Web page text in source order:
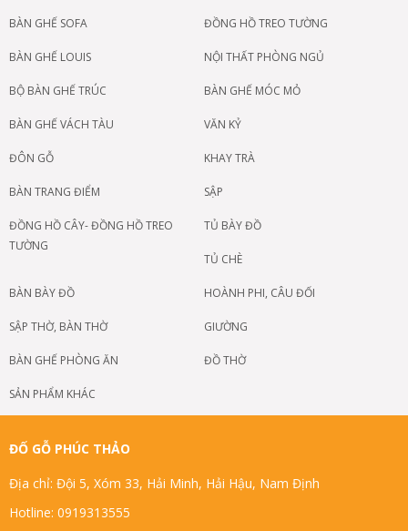
BÀN GHẾ SOFA ĐỒNG HỒ TREO TƯỜNG
BÀN GHẾ LOUIS NỘI THẤT PHÒNG NGỦ
BỘ BÀN GHẾ TRÚC BÀN GHẾ MÓC MỎ
BÀN GHẾ VÁCH TÀU VĂN KỶ
ĐÔN GỖ KHAY TRÀ
BÀN TRANG ĐIỂM SẬP
ĐỒNG HỒ CÂY- ĐỒNG HỒ TREO
TƯỜNG
TỦ BÀY ĐỒ
TỦ CHÈ
BÀN BÀY ĐỒ HOÀNH PHI, CÂU ĐỐI
SẬP THỜ, BÀN THỜ GIƯỜNG
BÀN GHẾ PHÒNG ĂN ĐỒ THỜ
SẢN PHẨM KHÁC
ĐỐ GỖ PHÚC THẢO
Địa chỉ: Đội 5, Xóm 33, Hải Minh, Hải Hậu, Nam Định
Hotline: 0919313555